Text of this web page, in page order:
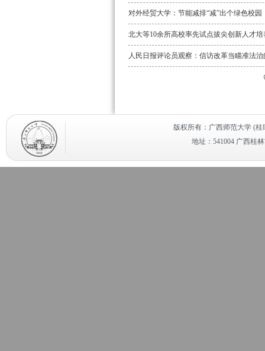
对外经贸大学：节能减排“减”出个绿色校园
北大等10余所高校率先试点拔尖创新人才培
人民日报评论员观察：信访改革当瞄准法治
版权所有：广西师范大学 (桂
地址：541004 广西桂